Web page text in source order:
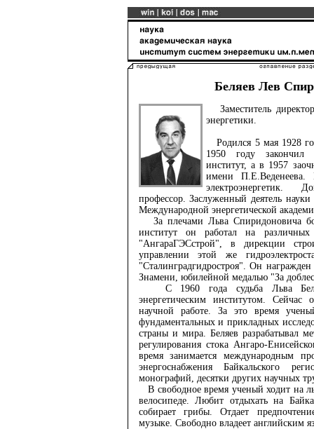
Беляев Лев
Заместитель
энергетики.
Родился 5 мая 1928
1950 году закончил
институт, а в 1957
имени П.Е.Веденеева.
электроэнергетик.
профессор. Заслуженный деятель
Международной энергетической
За плечами Льва Спиридоновича
институт он работал на
"АнгараГЭСстрой", в дирекции
управлении этой же
"Сталинградгидростроя". Он
Знамени, юбилейной медалью "За
С 1960 года судьба Льва
энергетическим институтом. Сейчас
научной работе. За это время
фундаментальных и прикладных
страны и мира. Беляев разрабатывал
регулирования стока Ангаро-
время занимается международным
энергоснабжения Байкальского
монографий, десятки других научных
В свободное время ученый ходит на
велосипеде. Любит отдыхать на
собирает грибы. Отдает
музыке. Свободно владеет английским